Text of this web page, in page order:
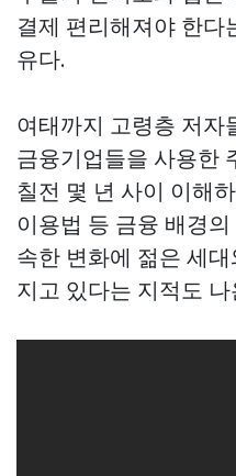
결제 편리해져야 한다
유다.
여태까지 고령층 저자
금융기업들을 사용한
칠전 몇 년 사이 이해
이용법 등 금융 배경의
속한 변화에 젊은 세
지고 있다는 지적도 나